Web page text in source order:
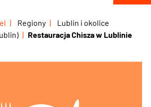
Regiony
Lublin i okolice
Restauracja Chisza w Lublinie